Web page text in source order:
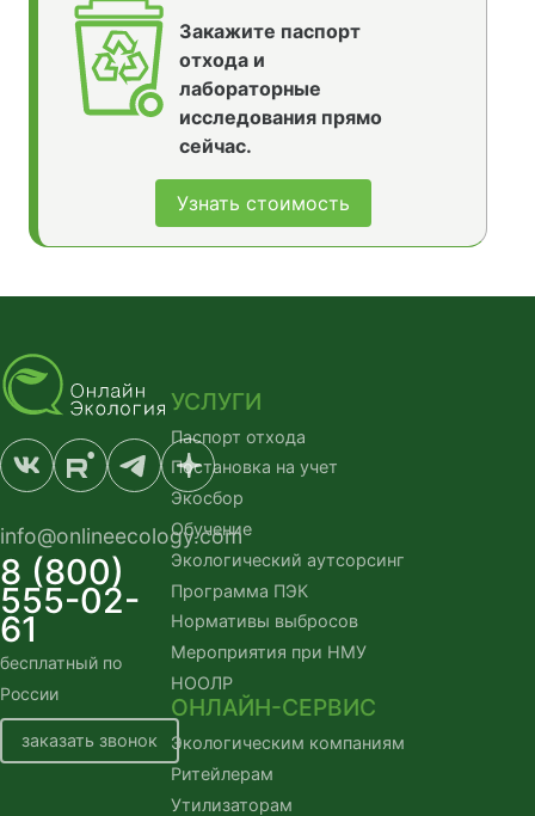
Закажите паспорт
отхода и
лабораторные
исследования прямо
сейчас.
Узнать стоимость
info@onlineecology.com
8 (800)
555-02-
61
бесплатный по
России
заказать звонок
УСЛУГИ
Паспорт отхода
Постановка на учет
Экосбор
Обучение
Экологический аутсорсинг
Программа ПЭК
Нормативы выбросов
Мероприятия при НМУ
НООЛР
ОНЛАЙН-СЕРВИС
Экологическим компаниям
Ритейлерам
Утилизаторам